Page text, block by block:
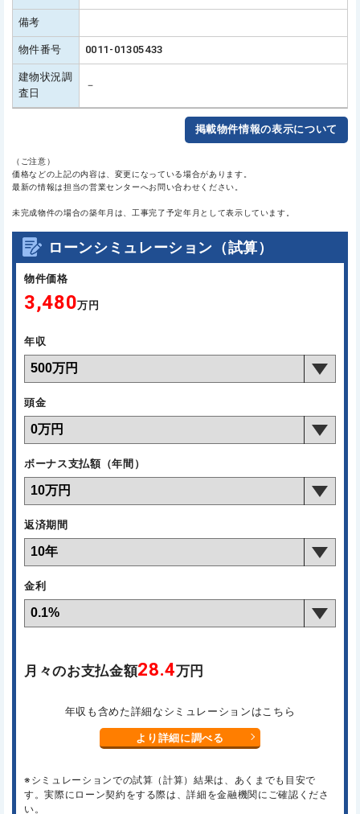
備考
物件番号 0011-01305433
建物状況調
査日
－
掲載物件情報の表示について
（ご注意）
価格などの上記の内容は、変更になっている場合があります。
最新の情報は担当の営業センターへお問い合わせください。
未完成物件の場合の築年月は、工事完了予定年月として表示しています。
ローンシミュレーション（試算）
物件価格
3,480万円
年収
頭金
ボーナス支払額（年間）
返済期間
金利
月々のお支払金額28.4万円
年収も含めた詳細なシミュレーションはこちら
より詳細に調べる
※シミュレーションでの試算（計算）結果は、あくまでも目安で
す。実際にローン契約をする際は、詳細を金融機関にご確認くださ
い。